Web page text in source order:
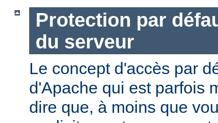
Protection par
du serveur
Le concept d'accès par
d'Apache qui est parfois
dire que, à moins que